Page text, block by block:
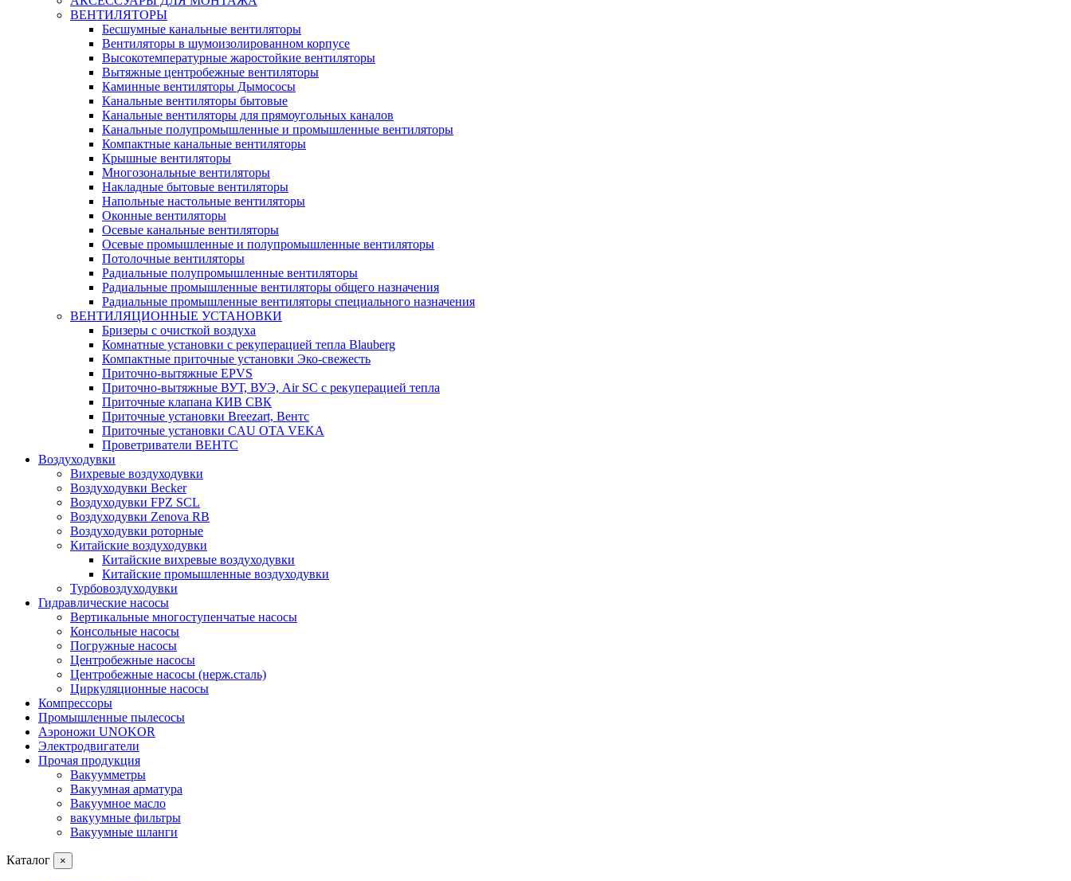
ВЕНТИЛЯТОРЫ
Бесшумные канальные вентиляторы
Вентиляторы в шумоизолированном корпусе
Высокотемпературные жаростойкие вентиляторы
Вытяжные центробежные вентиляторы
Каминные вентиляторы Дымососы
Канальные вентиляторы бытовые
Канальные вентиляторы для прямоугольных каналов
Канальные полупромышленные и промышленные вентиляторы
Компактные канальные вентиляторы
Крышные вентиляторы
Многозональные вентиляторы
Накладные бытовые вентиляторы
Напольные настольные вентиляторы
Оконные вентиляторы
Осевые канальные вентиляторы
Осевые промышленные и полупромышленные вентиляторы
Потолочные вентиляторы
Радиальные полупромышленные вентиляторы
Радиальные промышленные вентиляторы общего назначения
Радиальные промышленные вентиляторы специального назначения
ВЕНТИЛЯЦИОННЫЕ УСТАНОВКИ
Бризеры с очисткой воздуха
Комнатные установки с рекуперацией тепла Blauberg
Компактные приточные установки Эко-свежесть
Приточно-вытяжные EPVS
Приточно-вытяжные ВУТ, ВУЭ, Air SC с рекуперацией тепла
Приточные клапана КИВ СВК
Приточные установки Breezart, Вентс
Приточные установки CAU OTA VEKA
Проветриватели ВЕНТС
Воздуходувки
Вихревые воздуходувки
Воздуходувки Becker
Воздуходувки FPZ SCL
Воздуходувки Zenova RB
Воздуходувки роторные
Китайские воздуходувки
Китайские вихревые воздуходувки
Китайские промышленные воздуходувки
Турбовоздуходувки
Гидравлические насосы
Вертикальные многоступенчатые насосы
Консольные насосы
Погружные насосы
Центробежные насосы
Центробежные насосы (нерж.сталь)
Циркуляционные насосы
Компрессоры
Промышленные пылесосы
Аэроножи UNOKOR
Электродвигатели
Прочая продукция
Вакуумметры
Вакуумная арматура
Вакуумное масло
вакуумные фильтры
Вакуумные шланги
Каталог ×